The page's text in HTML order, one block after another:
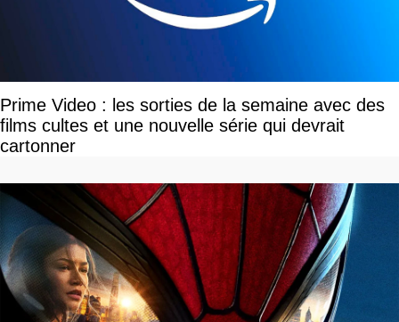
Prime Video : les sorties de la semaine avec des
films cultes et une nouvelle série qui devrait
cartonner